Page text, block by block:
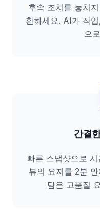
후속 조치를 놓치
환하세요. AI가 작
으
간결
빠른 스냅샷으로
뷰의 요지를 2분
담은 고품질